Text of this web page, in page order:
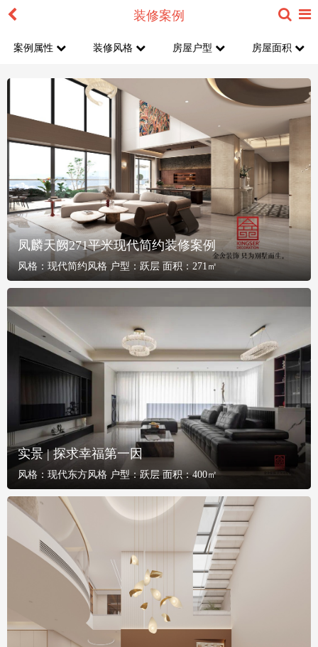
装修案例
案例属性 装修风格 房屋户型 房屋面积
凤麟天阙271平米现代简约装修案例
风格： 现代简约风格 户型： 跃层 面积： 271㎡
实景 | 探求幸福第一因
风格： 现代东方风格 户型：跃层 面积：400㎡